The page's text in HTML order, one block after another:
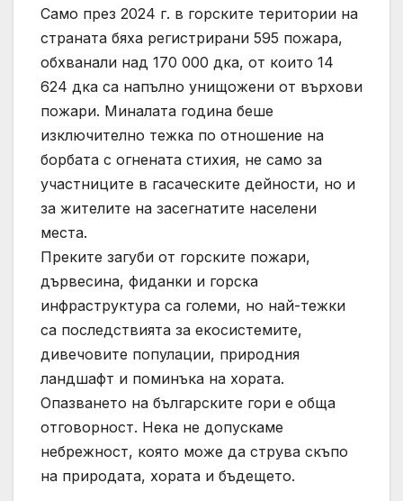
Само през 2024 г. в горските територии на
страната бяха регистрирани 595 пожара,
обхванали над 170 000 дка, от които 14
624 дка са напълно унищожени от върхови
пожари. Миналата година беше
изключително тежка по отношение на
борбата с огнената стихия, не само за
участниците в гасаческите дейности, но и
за жителите на засегнатите населени
места.
Преките загуби от горските пожари,
дървесина, фиданки и горска
инфраструктура са големи, но най-тежки
са последствията за екосистемите,
дивечовите популации, природния
ландшафт и поминъка на хората.
Опазването на българските гори е обща
отговорност. Нека не допускаме
небрежност, която може да струва скъпо
на природата, хората и бъдещето.